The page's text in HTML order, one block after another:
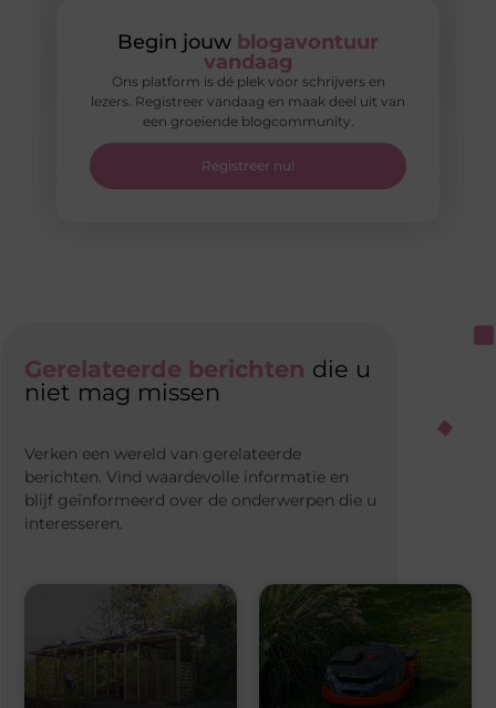
Begin jouw blogavontuur
vandaag
Ons platform is dé plek voor schrijvers en
lezers. Registreer vandaag en maak deel uit van
een groeiende blogcommunity.
Registreer nu!
Gerelateerde berichten die u
niet mag missen
Verken een wereld van gerelateerde
berichten. Vind waardevolle informatie en
blijf geïnformeerd over de onderwerpen die u
interesseren.